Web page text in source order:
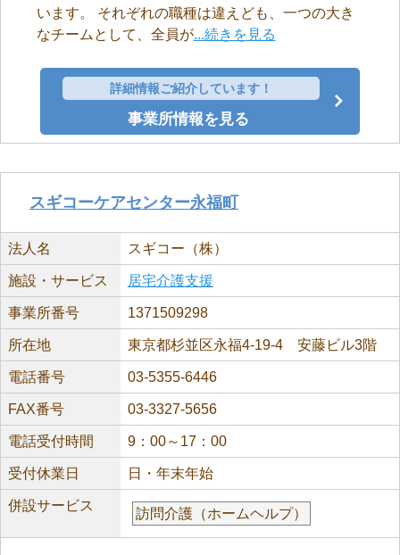
います。 それぞれの職種は違えども、一つの大き
なチームとして、全員が...続きを見る
詳細情報ご紹介しています！
事業所情報を見る
スギコーケアセンター永福町
法人名 スギコー（株）
施設・サービス 居宅介護支援
事業所番号 1371509298
所在地 東京都杉並区永福4-19-4 安藤ビル3階
電話番号 03-5355-6446
FAX番号 03-3327-5656
電話受付時間 9：00～17：00
受付休業日 日・年末年始
併設サービス
訪問介護（ホームヘルプ）